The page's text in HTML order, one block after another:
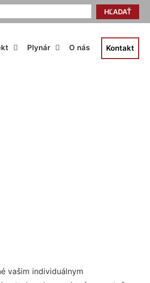
HĽADAŤ
Plynár O nás Kontakt
vašim individuálnym